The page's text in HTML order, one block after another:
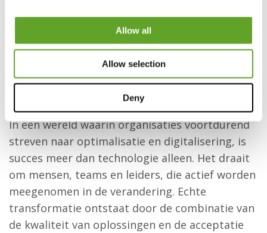
Allow all
Allow selection
Deny
Bereik maximaal resultaat door een
In een wereld waarin organisaties voortdurend
streven naar optimalisatie en digitalisering, is
succes meer dan technologie alleen. Het draait
om mensen, teams en leiders, die actief worden
meegenomen in de verandering. Echte
transformatie ontstaat door de combinatie van
de kwaliteit van oplossingen en de acceptatie